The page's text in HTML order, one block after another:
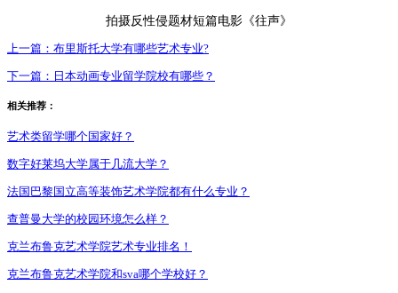
拍摄反性侵题材短篇电影《往声》
上一篇： 布里斯托大学有哪些艺术专业?
下一篇： 日本动画专业留学院校有哪些？
相关推荐：
艺术类留学哪个国家好？
数字好莱坞大学属于几流大学？
法国巴黎国立高等装饰艺术学院都有什么专业？
查普曼大学的校园环境怎么样？
克兰布鲁克艺术学院艺术专业排名！
克兰布鲁克艺术学院和sva哪个学校好？